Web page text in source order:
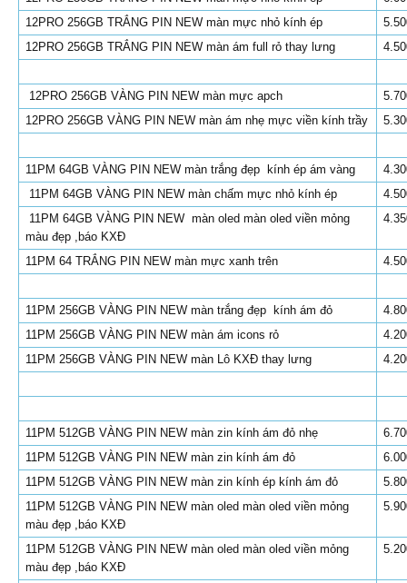
12PRO 256GB TRẮNG PIN NEW màn mực nhỏ kính ép
12PRO 256GB TRẮNG PIN NEW màn ám full rỏ thay lưng
12PRO 256GB VÀNG PIN NEW màn mực apch
12PRO 256GB VÀNG PIN NEW màn ám nhẹ mực viền kính trầy
11PM 64GB VÀNG PIN NEW màn trắng đẹp kính ép ám vàng
11PM 64GB VÀNG PIN NEW màn chấm mực nhỏ kính ép
11PM 64GB VÀNG PIN NEW màn oled màn oled viền mỏng
màu đẹp ,báo KXĐ
11PM 64 TRẮNG PIN NEW màn mực xanh trên
11PM 256GB VÀNG PIN NEW màn trắng đẹp kính ám đỏ
11PM 256GB VÀNG PIN NEW màn ám icons rỏ
11PM 256GB VÀNG PIN NEW màn Lô KXĐ thay lưng
11PM 512GB VÀNG PIN NEW màn zin kính ám đỏ nhẹ
11PM 512GB VÀNG PIN NEW màn zin kính ám đỏ
11PM 512GB VÀNG PIN NEW màn zin kính ép kính ám đỏ
11PM 512GB VÀNG PIN NEW màn oled màn oled viền mỏng
màu đẹp ,báo KXĐ
11PM 512GB VÀNG PIN NEW màn oled màn oled viền mỏng
màu đẹp ,báo KXĐ